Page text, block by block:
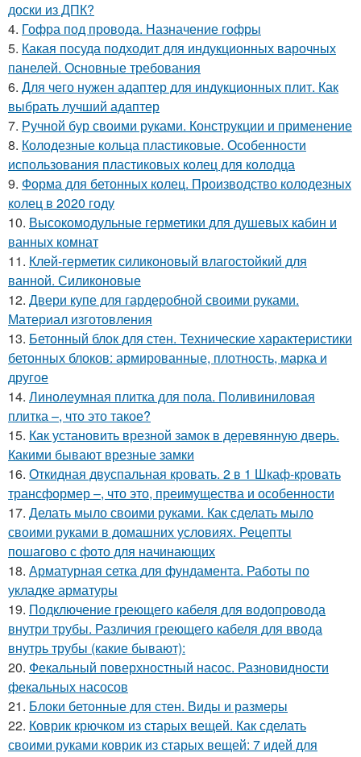
доски из ДПК?
4. Гофра под провода. Назначение гофры
5. Какая посуда подходит для индукционных варочных
панелей. Основные требования
6. Для чего нужен адаптер для индукционных плит. Как
выбрать лучший адаптер
7. Ручной бур своими руками. Конструкции и применение
8. Колодезные кольца пластиковые. Особенности
использования пластиковых колец для колодца
9. Форма для бетонных колец. Производство колодезных
колец в 2020 году
10. Высокомодульные герметики для душевых кабин и
ванных комнат
11. Клей-герметик силиконовый влагостойкий для
ванной. Силиконовые
12. Двери купе для гардеробной своими руками.
Материал изготовления
13. Бетонный блок для стен. Технические характеристики
бетонных блоков: армированные, плотность, марка и
другое
14. Линолеумная плитка для пола. Поливиниловая
плитка –, что это такое?
15. Как установить врезной замок в деревянную дверь.
Какими бывают врезные замки
16. Откидная двуспальная кровать. 2 в 1 Шкаф-кровать
трансформер –, что это, преимущества и особенности
17. Делать мыло своими руками. Как сделать мыло
своими руками в домашних условиях. Рецепты
пошагово с фото для начинающих
18. Арматурная сетка для фундамента. Работы по
укладке арматуры
19. Подключение греющего кабеля для водопровода
внутри трубы. Различия греющего кабеля для ввода
внутрь трубы (какие бывают):
20. Фекальный поверхностный насос. Разновидности
фекальных насосов
21. Блоки бетонные для стен. Виды и размеры
22. Коврик крючком из старых вещей. Как сделать
своими руками коврик из старых вещей: 7 идей для